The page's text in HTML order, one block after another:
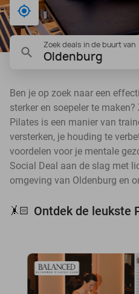
Bij mij in de buurt
Zoek deals in de buurt van
Oldenburg
Ben je op zoek naar een
sterker en soepeler te
Pilates is een manier van
versterken, je houding te
voordelen voor je mentale
Social Deal aan de slag met
omgeving van Oldenburg en
🤸🏻 Ontdek de leukste